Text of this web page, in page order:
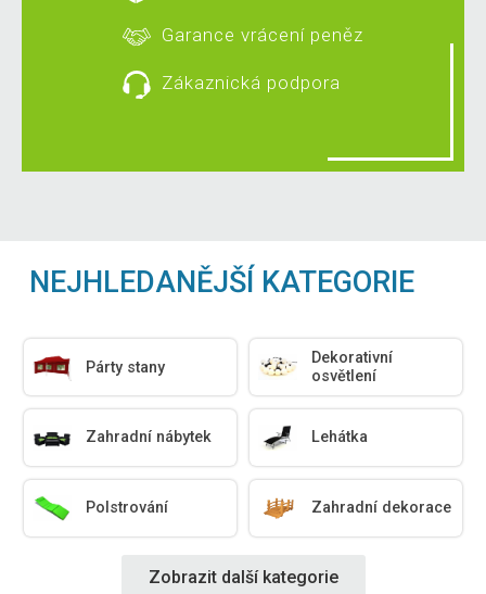
Garance vrácení peněz
Zákaznická podpora
NEJHLEDANĚJŠÍ KATEGORIE
Párty stany
Dekorativní
osvětlení
Zahradní nábytek Lehátka
Polstrování Zahradní dekorace
Zobrazit další kategorie